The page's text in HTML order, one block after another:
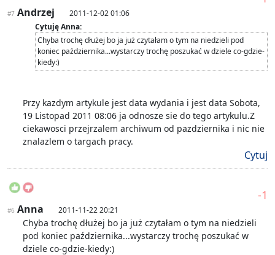
#7 Andrzej
2011-12-02 01:06
Cytuję Anna:
Chyba trochę dłużej bo ja już czytałam o tym na niedzieli pod
koniec października...wystarczy trochę poszukać w dziele co-gdzie-
kiedy:)
Przy kazdym artykule jest data wydania i jest data Sobota,
19 Listopad 2011 08:06 ja odnosze sie do tego artykulu.Z
ciekawosci przejrzalem archiwum od pazdziernika i nic nie
znalazlem o targach pracy.
Cytuj
-1
#6 Anna 2011-11-22 20:21
Chyba trochę dłużej bo ja już czytałam o tym na niedzieli
pod koniec października...wystarczy trochę poszukać w
dziele co-gdzie-kiedy:)